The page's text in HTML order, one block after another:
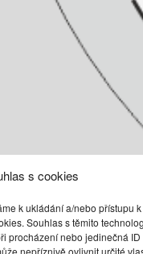
s cookies
k ukládání a/nebo přístupu
Souhlas s těmito
procházení nebo jedinečná ID
nepříznivě ovlivnit určité